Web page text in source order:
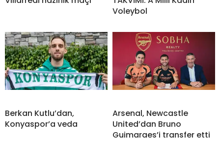
Voleybol
Berkan Kutlu’dan,
Konyaspor’a veda
Arsenal, Newcastle
United’dan Bruno
Guimaraes’i transfer etti